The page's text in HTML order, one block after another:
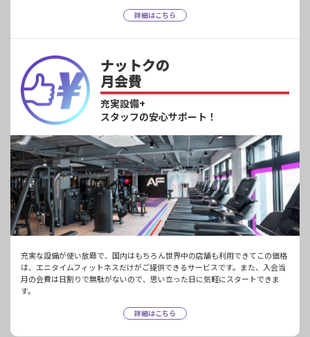
詳細はこちら
ナットクの
月会費
充実設備+
スタッフの安心サポート！
充実な設備が使い放題で、国内はもちろん世界中の店舗も利用できてこの価格
は、エニタイムフィットネスだけがご提供できるサービスです。また、入会当
月の会費は日割りで無駄がないので、思い立った日に気軽にスタートできま
す。
詳細はこちら